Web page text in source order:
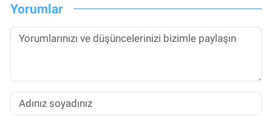
Yorumlar